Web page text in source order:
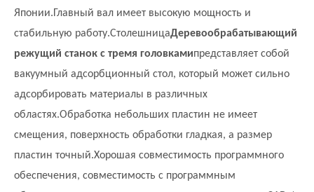
Японии.Главный вал имеет высокую мощность и
стабильную работу.СтолешницаДеревообрабатывающий
режущий станок с тремя головкамипредставляет собой
вакуумный адсорбционный стол, который может сильно
адсорбировать материалы в различных
областях.Обработка небольших пластин не имеет
смещения, поверхность обработки гладкая, а размер
пластин точный.Хорошая совместимость программного
обеспечения, совместимость с программным